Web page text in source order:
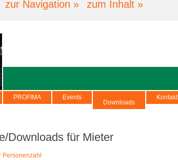
zur Navigation » zum Inhalt »
PROFIMA Events
Downloads
Kontakt
Downloads für Mieter